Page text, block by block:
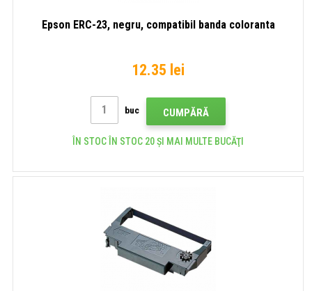
Epson ERC-23, negru, compatibil banda coloranta
12.35 lei
buc CUMPĂRĂ
ÎN STOC ÎN STOC 20 ȘI MAI MULTE BUCĂŢI